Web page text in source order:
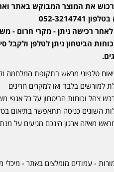
את המוצר המבוקש באתר
3214741
לאחר רכישה ניתן - מקרי חרום -
הביטחון ניתן לטלפן ולקבל
טלפוני מראש בתקופת המלחמה
למורשים בלבד ואו למקרים חריגים
רכש צהל וכוחות הביטחון על כל אגפי
השונים כניסה תתאפשר בתיאום
מאיזה ארגון הינכם מגיעים על
- עמודים מומלצים באתר -